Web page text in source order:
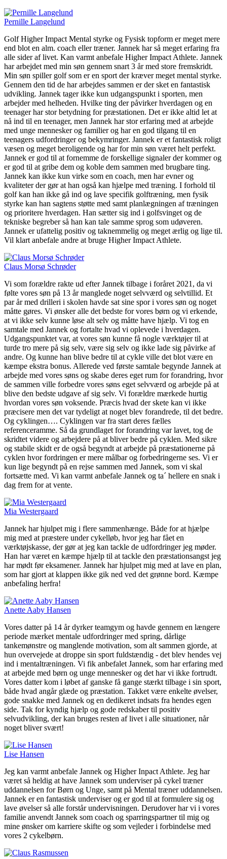
Pernille Langelund
Golf Higher Impact Mental styrke og Fysisk topform er meget mere
end blot en alm. coach eller træner. Jannek har så meget erfaring fra
alle sider af livet. Kan varmt anbefale Higher Impact Athlete. Jannek
har arbejdet med min søn gennem snart 3 år med store fremskridt.
Min søn spiller golf som er en sport der kræver meget mental styrke.
Gennem den tid de har arbejdes sammen er der sket en fantastisk
udvikling. Jannek tager ikke kun udgangspunkt i sporten, men
arbejder med helheden. Hvilke ting der påvirker hverdagen og en
teenager har stor betydning for præstationen. Det er ikke altid let at
nå ind til en teenager, men Jannek har stor erfaring med at arbejde
med unge mennesker og familier og har en god tilgang til en
teenagers udfordringer og bekymringer. Jannek er et fantastisk roligt
væsen og meget beroligende og har for min søn været helt perfekt.
Jannek er god til at fornemme de forskellige signaler der kommer og
er god til at gribe dem og koble dem sammen med brugbare ting.
Jannek kan ikke kun virke som en coach, men har evner og
kvaliteter der gør at han også kan hjælpe med træning. I forhold til
golf kan han ikke gå ind og lave specifik golftræning, men fysik
styrke kan han sagtens støtte med samt planlægningen af træningen
og prioritere hverdagen. Han sætter sig ind i golfsvinget og de
tekniske begreber så han kan tale samme sprog som udøveren.
Jannek er ufattelig positiv og taknemmelig og meget ærlig og lige til.
Vil klart anbefale andre at bruge Higher Impact Athlete.
Claus Morsø Schrøder
Vi som forældre rakte ud efter Jannek tilbage i foråret 2021, da vi
følte vores søn på 13 år manglede noget selvværd og selvtillid. Et
par år med drilleri i skolen havde sat sine spor i vores søn og noget
måtte gøres. Vi ønsker alle det bedste for vores børn og vi erkende,
at vi ikke selv kunne løse alt selv og måtte have hjælp. Vi tog en
samtale med Jannek og fortalte hvad vi oplevede i hverdagen.
Udgangspunktet var, at vores søn kunne få nogle værktøjer til at
turde tro mere på sig selv, være sig selv og ikke lade sig påvirke af
andre. Og kunne han blive bedre til at cykle ville det blot være en
kæmpe ekstra bonus. Allerede ved første samtale begynde Jannek at
arbejde med vores søns og skabe deres eget rum for forandring, hvor
de sammen ville forbedre vores søns eget selvværd og arbejde på at
blive den bedste udgave af sig selv. Vi forældre mærkede hurtig
hvordan vores søn voksende. Præcis hvad der skete kan vi ikke
præcisere men det var tydeligt at noget blev forandrede, til det bedre.
Og cyklingen…. Cyklingen var fra start deres fælles
referenceramme. Så da grundlaget for forandring var lavet, tog de
skridtet videre og arbejdere på at bliver bedre på cyklen. Med sikre
og stabile skidt er de også begyndt at arbejde på præstationerne på
cyklen hvor fordringen er mere målbar og forbedringerne ses. Vi er
kun lige begyndt på en rejse sammen med Jannek, som vi skal
fortsætte med. Vi kan varmt anbefale Jannek og ta´ hellere en snak i
dag frem for at vente.
Mia Westergaard
Jannek har hjulpet mig i flere sammenhænge. Både for at hjælpe
mig med at præstere under cykelløb, hvor jeg har fået en
værktøjskasse, der gør at jeg kan tackle de udfordringer jeg møder.
Han har været en kæmpe hjælp til at tackle den præstationsangst jeg
har mødt før eksamener. Jannek har hjulpet mig med at lave en plan,
som har gjort at klappen ikke gik ned ved det grønne bord. Kæmpe
anbefaling herfra!
Anette Aaby Hansen
Vores datter på 14 år dyrker teamgym og havde gennem en længere
periode mærket mentale udfordringer med spring, dårlige
tankemønstre og manglende motivation, som alt sammen gjorde, at
hun overvejede at droppe sin sport fuldstændig - det blev hendes vej
ind i mentaltræningen. Vi fik anbefalet Jannek, som har erfaring med
at arbejde med børn og unge mennesker og det har vi ikke fortrudt.
Vores datter kom i løbet af ganske få gange stærkt tilbage i sin sport,
både hvad angår glæde og præstation. Takket være enkelte øvelser,
gode snakke med Jannek og en dedikeret indsats fra hendes egen
side. Tak for kyndig hjælp og gode redskaber til positiv
selvudvikling, der kan bruges resten af livet i alle situationer, når
noget bliver svært!
Lise Hansen
Jeg kan varmt anbefale Jannek og Higher Inpact Athlete. Jeg har
været så heldig at have Jannek som underviser på cykel træner
uddannelsen for Børn og Unge, samt på Mental træner uddannelsen.
Jannek er en fantastisk underviser og er god til at formulere sig og
lave øvelser så alle forstår undervisningen. Derudover har vi i vores
familie anvendt Jannek som coach og sparringspartner til mig og
mine ønsker om karriere skifte og som vejleder i forbindelse med
vores 2 cykelbørn.